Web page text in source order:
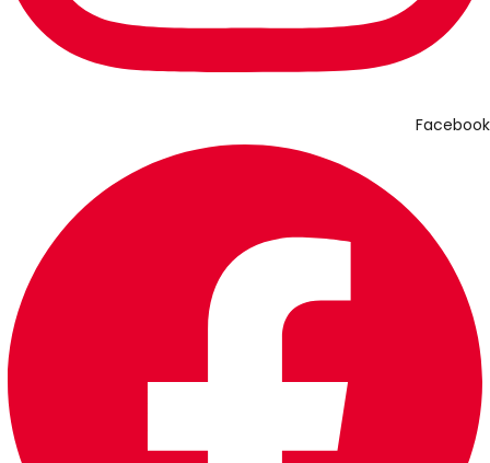
Facebook